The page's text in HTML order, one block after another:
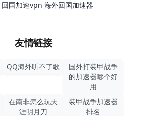
回国加速vpn 海外回国加速器
友情链接
QQ海外听不了歌
国外打装甲战争
的加速器哪个好
用
在南非怎么玩天
涯明月刀
装甲战争加速器
排名